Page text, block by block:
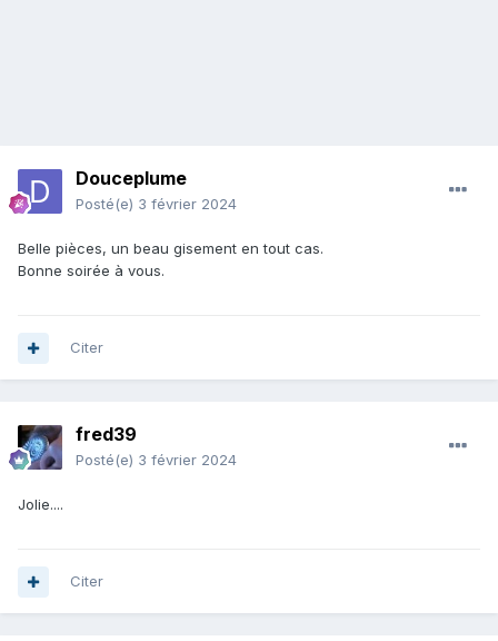
Douceplume
Posté(e) 3 février 2024
Belle pièces, un beau gisement en tout cas.
Bonne soirée à vous.
Citer
fred39
Posté(e) 3 février 2024
Jolie....
Citer